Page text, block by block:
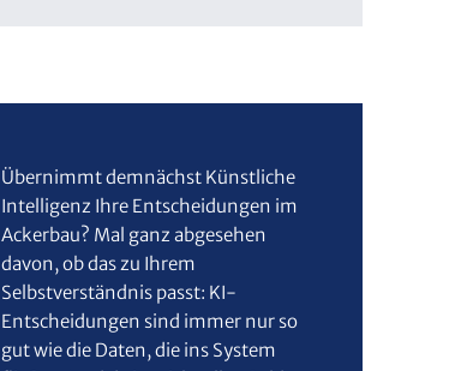
Übernimmt demnächst Künstliche
Intelligenz Ihre Entscheidungen im
Ackerbau? Mal ganz abgesehen
davon, ob das zu Ihrem
Selbstverständnis passt: KI-
Entscheidungen sind immer nur so
gut wie die Daten, die ins System